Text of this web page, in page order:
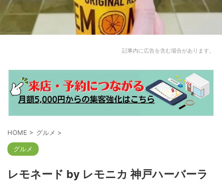
記事内に広告を含む場合があります。
HOME > グルメ >
グルメ
レモネード by レモニカ 神戸ハーバーラ